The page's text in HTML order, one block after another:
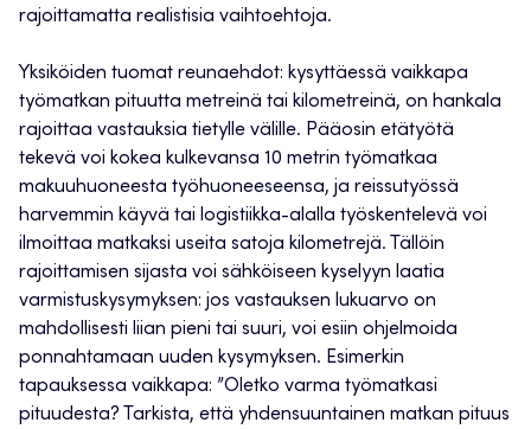
rajoittamatta realistisia vaihtoehtoja.
Yksiköiden tuomat reunaehdot: kysyttäessä vaikkapa
työmatkan pituutta metreinä tai kilometreinä, on hankala
rajoittaa vastauksia tietylle välille. Pääosin etätyötä
tekevä voi kokea kulkevansa 10 metrin työmatkaa
makuuhuoneesta työhuoneeseensa, ja reissutyössä
harvemmin käyvä tai logistiikka-alalla työskentelevä voi
ilmoittaa matkaksi useita satoja kilometrejä. Tällöin
rajoittamisen sijasta voi sähköiseen kyselyyn laatia
varmistuskysymyksen: jos vastauksen lukuarvo on
mahdollisesti liian pieni tai suuri, voi esiin ohjelmoida
ponnahtamaan uuden kysymyksen. Esimerkin
tapauksessa vaikkapa: ”Oletko varma työmatkasi
pituudesta? Tarkista, että yhdensuuntainen matkan pituus